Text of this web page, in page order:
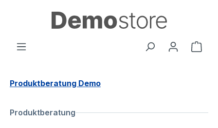
Zum Hauptinhalt springen
Produktberatung Demo
Produktberatung